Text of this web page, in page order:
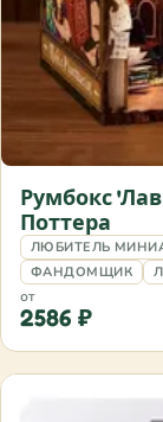
Румбокс
Поттера
ЛЮБИТЕЛЬ
ФАНДОМЩИК
от
2586 ₽